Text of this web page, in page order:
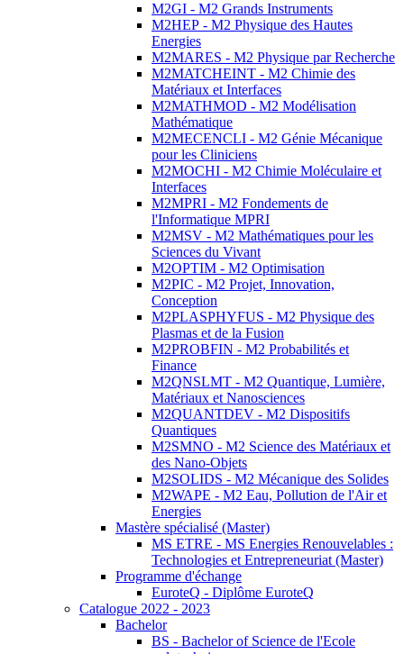
M2GI - M2 Grands Instruments
M2HEP - M2 Physique des Hautes
Energies
M2MARES - M2 Physique par Recherche
M2MATCHEINT - M2 Chimie des
Matériaux et Interfaces
M2MATHMOD - M2 Modélisation
Mathématique
M2MECENCLI - M2 Génie Mécanique
pour les Cliniciens
M2MOCHI - M2 Chimie Moléculaire et
Interfaces
M2MPRI - M2 Fondements de
l'Informatique MPRI
M2MSV - M2 Mathématiques pour les
Sciences du Vivant
M2OPTIM - M2 Optimisation
M2PIC - M2 Projet, Innovation,
Conception
M2PLASPHYFUS - M2 Physique des
Plasmas et de la Fusion
M2PROBFIN - M2 Probabilités et
Finance
M2QNSLMT - M2 Quantique, Lumière,
Matériaux et Nanosciences
M2QUANTDEV - M2 Dispositifs
Quantiques
M2SMNO - M2 Science des Matériaux et
des Nano-Objets
M2SOLIDS - M2 Mécanique des Solides
M2WAPE - M2 Eau, Pollution de l'Air et
Energies
Mastère spécialisé (Master)
MS ETRE - MS Energies Renouvelables :
Technologies et Entrepreneuriat (Master)
Programme d'échange
EuroteQ - Diplôme EuroteQ
Catalogue 2022 - 2023
Bachelor
BS - Bachelor of Science de l'Ecole